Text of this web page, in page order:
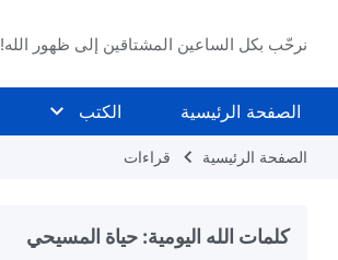
نرحّب بكل الساعين المشتاقين إلى ظهور الله!
الصفحة الرئيسية الكتب
الصفحة الرئيسية قراءات
كلمات الله اليومية: حياة المسيحي
كلمات الله اليومية: الدخول إلى الحياة |
كلمات الله اليومية: الدخول إلى الحياة |
اقتباس 502
اقتباس 503